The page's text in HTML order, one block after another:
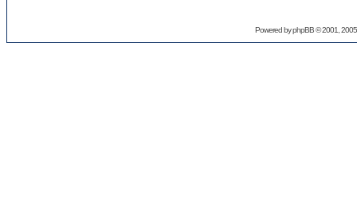
Powered byphpBB© 2001,